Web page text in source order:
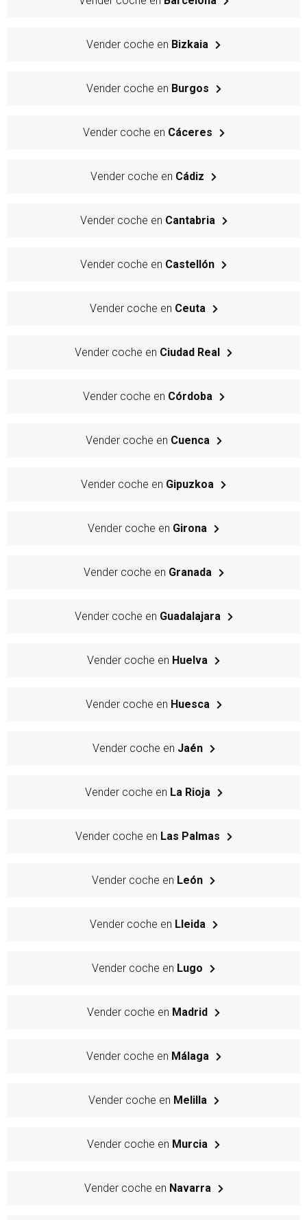
Vender coche en Bizkaia
Vender coche en Burgos
Vender coche en Cáceres
Vender coche en Cádiz
Vender coche en Cantabria
Vender coche en Castellón
Vender coche en Ceuta
Vender coche en Ciudad Real
Vender coche en Córdoba
Vender coche en Cuenca
Vender coche en Gipuzkoa
Vender coche en Girona
Vender coche en Granada
Vender coche en Guadalajara
Vender coche en Huelva
Vender coche en Huesca
Vender coche en Jaén
Vender coche en La Rioja
Vender coche en Las Palmas
Vender coche en León
Vender coche en Lleida
Vender coche en Lugo
Vender coche en Madrid
Vender coche en Málaga
Vender coche en Melilla
Vender coche en Murcia
Vender coche en Navarra